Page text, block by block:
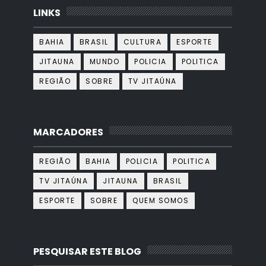
LINKS
BAHIA BRASIL CULTURA
ESPORTE
JITAUNA
MUNDO POLICIA
POLITICA
REGIÃO
SOBRE TV JITAÚNA
MARCADORES
REGIÃO BAHIA POLICIA
POLITICA
TV JITAÚNA
JITAUNA
BRASIL
ESPORTE
SOBRE QUEM SOMOS
PESQUISAR ESTE BLOG